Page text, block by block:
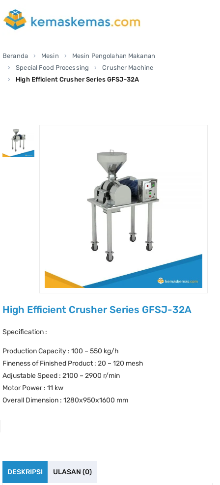
Beranda Mesin
Mesin Pengolahan Makanan
Special Food Processing
Crusher Machine
High Efficient Crusher Series GFSJ-32A
High Efficient Crusher Series GFSJ-32A
Specification :
Production Capacity : 100 – 550 kg/h
Fineness of Finished Product : 20 – 120 mesh
Adjustable Speed : 2100 – 2900 r/min
Motor Power : 11 kw
Overall Dimension : 1280x950x1600 mm
DESKRIPSI ULASAN (0)